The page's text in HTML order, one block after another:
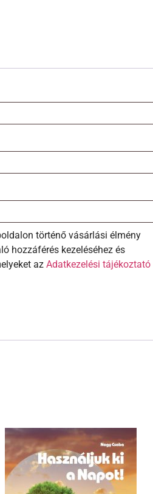
történő vásárlási élmény
hozzáférés kezeléséhez és
azAdatkezelési tájékoztató